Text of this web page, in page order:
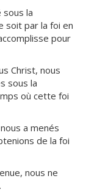
sous la
soit par la foi en
pour
Christ, nous
sous la
où cette foi
a menés
de la foi
nous ne